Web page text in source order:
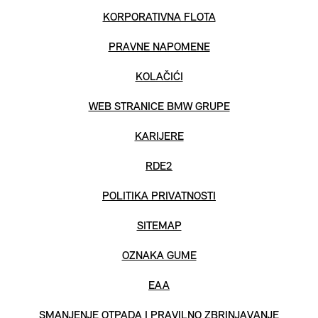
KORPORATIVNA FLOTA
PRAVNE NAPOMENE
KOLAČIĆI
WEB STRANICE BMW GRUPE
KARIJERE
RDE2
POLITIKA PRIVATNOSTI
SITEMAP
OZNAKA GUME
EAA
SMANJENJE OTPADA I PRAVILNO ZBRINJAVANJE